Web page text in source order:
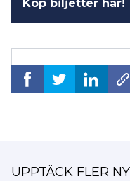
Köp biljetter här!
UPPTÄCK FLER